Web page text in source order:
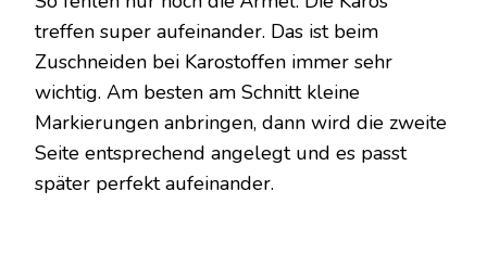
treffen super aufeinander. Das ist beim
Zuschneiden bei Karostoffen immer sehr
wichtig. Am besten am Schnitt kleine
Markierungen anbringen, dann wird die zweite
Seite entsprechend angelegt und es passt
später perfekt aufeinander.